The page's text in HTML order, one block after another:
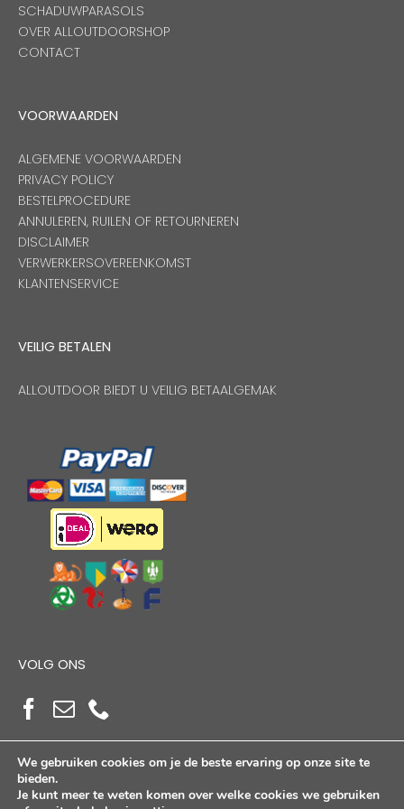
SCHADUWPARASOLS
OVER ALLOUTDOORSHOP
CONTACT
VOORWAARDEN
ALGEMENE VOORWAARDEN
PRIVACY POLICY
BESTELPROCEDURE
ANNULEREN, RUILEN OF RETOURNEREN
DISCLAIMER
VERWERKERSOVEREENKOMST
KLANTENSERVICE
VEILIG BETALEN
ALLOUTDOOR BIEDT U VEILIG BETAALGEMAK
VOLG ONS
We gebruiken cookies om je de beste ervaring op onze site te
bieden.
Je kunt meer te weten komen over welke cookies we gebruiken